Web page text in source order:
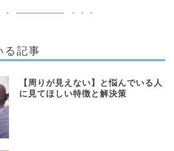
る記事
【周りが見えない】と悩んでいる人
に見てほしい特徴と解決策